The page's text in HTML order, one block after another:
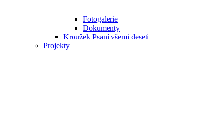
Fotogalerie
Dokumenty
Kroužek Psaní všemi deseti
Projekty